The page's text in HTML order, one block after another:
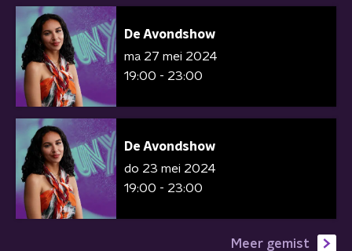
De Avondshow
ma 27 mei 2024
19:00 - 23:00
De Avondshow
do 23 mei 2024
19:00 - 23:00
Meer gemist